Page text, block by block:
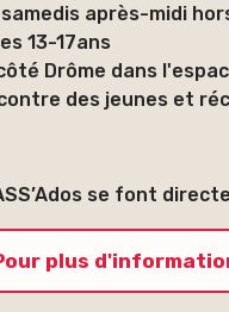
après-midi
13-17ans
Drôme dans
des jeunes et
se font
plus